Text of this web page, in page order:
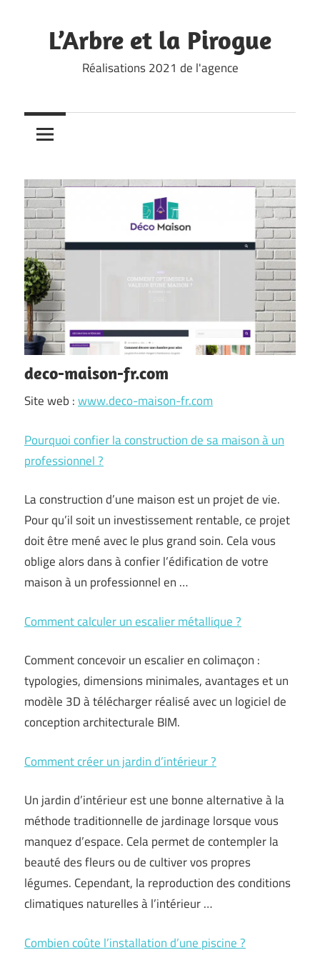
contentL’Arbre et la Pirogue
Réalisations 2021 de l'agence
deco-maison-fr.com
Site web :www.deco-maison-fr.com
Pourquoi confier la construction de sa maison à un
professionnel ?
La construction d’une maison est un projet de vie.
Pour qu’il soit un investissement rentable, ce projet
doit être mené avec le plus grand soin. Cela vous
oblige alors dans à confier l’édification de votre
maison à un professionnel en …
Comment calculer un escalier métallique ?
Comment concevoir un escalier en colimaçon :
typologies, dimensions minimales, avantages et un
modèle 3D à télécharger réalisé avec un logiciel de
conception architecturale BIM.
Comment créer un jardin d’intérieur ?
Un jardin d’intérieur est une bonne alternative à la
méthode traditionnelle de jardinage lorsque vous
manquez d’espace. Cela permet de contempler la
beauté des fleurs ou de cultiver vos propres
légumes. Cependant, la reproduction des conditions
climatiques naturelles à l’intérieur …
Combien coûte l’installation d’une piscine ?